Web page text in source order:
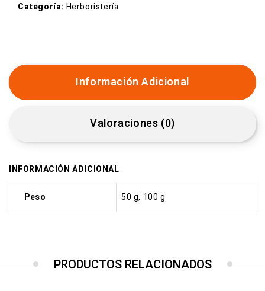
Categoría: Herboristería
Información Adicional
Valoraciones (0)
INFORMACIÓN ADICIONAL
Peso 50 g, 100 g
PRODUCTOS RELACIONADOS